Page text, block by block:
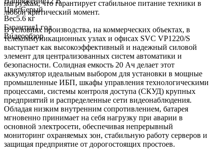
нагрузкам, что гарантирует стабильное питание техники в
любой критический момент.
В условиях производства, на коммерческих объектах, в
телекоммуникационных узлах и офисах SVC VP1220/S
выступает как высокоэффективный и надежный силовой
элемент для централизованных систем автоматики и
безопасности. Солидная емкость 20 Ач делает этот
аккумулятор идеальным выбором для установки в мощные
промышленные ИБП, шкафы управления технологическими
процессами, системы контроля доступа (СКУД) крупных
предприятий и распределенные сети видеонаблюдения.
Обладая низким внутренним сопротивлением, батарея
мгновенно принимает на себя нагрузку при аварии в
основной электросети, обеспечивая непрерывный
мониторинг охраняемых зон, стабильную работу серверов и
защищая предприятие от дорогостоящих простоев.
ЦветСерый
Вес5.6 кг
Гарантия1 год
Видеообзор